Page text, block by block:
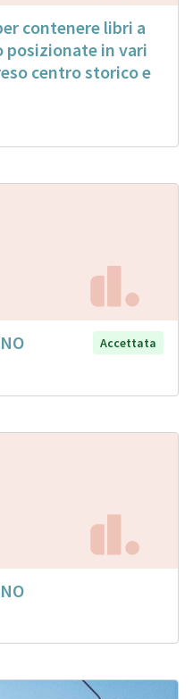
contenere libri a
posizionate in vari
centro storico e
Accettata